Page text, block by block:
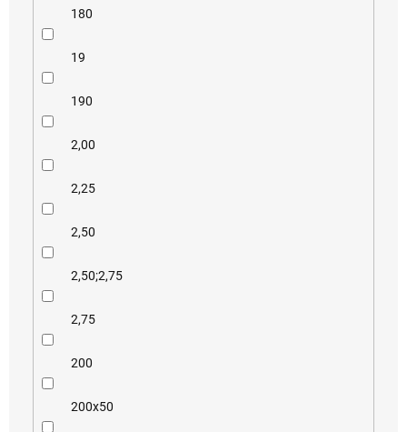
180
19
190
2,00
2,25
2,50
2,50;2,75
2,75
200
200x50